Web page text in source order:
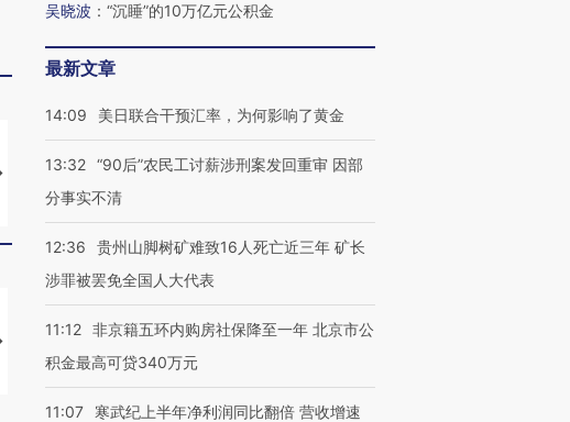
马航飞行员跨国走私7万
粒摇头丸 尿检体内含3种
视线｜被称为“蟑螂”的印
视线｜“入侵”还是“人道危
【推广】走进第四届链博
会，让数智科技“链”接产
【特别呈现】寻找100种
【商旅对话】华住集团
吴晓波 ： “沉睡”的10万亿元公积金
最新文章
14:09 美日联合干预汇率，为何影响了黄金
13:32 “90后”农民工讨薪涉刑案发回重审 因部
分事实不清
12:36
贵州山脚树矿难致16人死亡近三年 矿长
涉罪被罢免全国人大代表
11:12 非京籍五环内购房社保降至一年 北京市公
积金最高可贷340万元
11:07
寒武纪上半年净利润同比翻倍 营收增速